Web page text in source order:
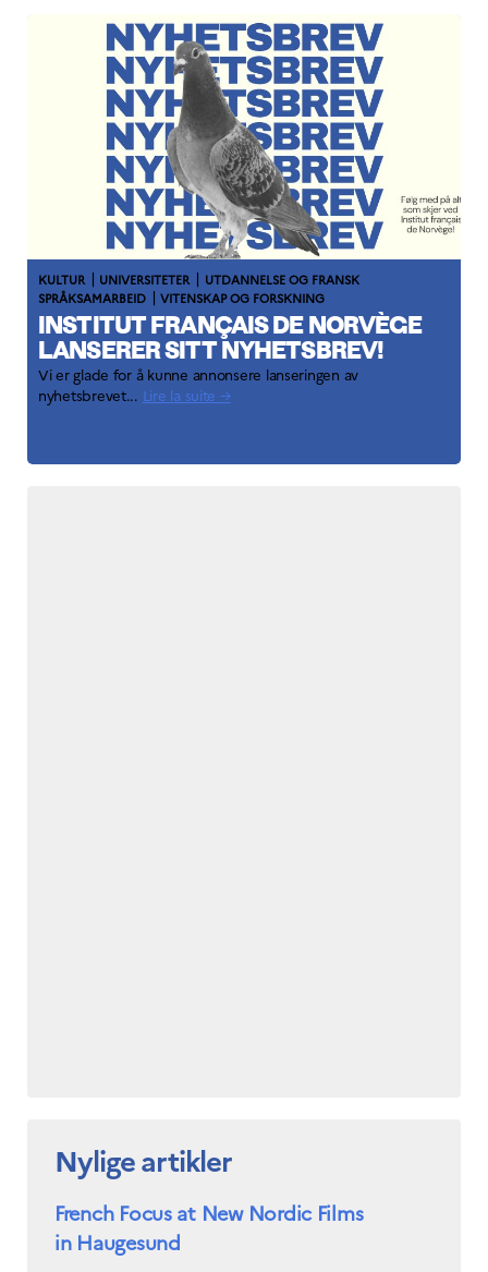
KULTUR | UNIVERSITETER | UTDANNELSE OG FRANSK
SPRÅKSAMARBEID |VITENSKAP OG FORSKNING
INSTITUT FRANÇAIS DE NORVÈGE
LANSERER SITT NYHETSBREV!
Vi er glade for å kunne annonsere lanseringen av
nyhetsbrevet... Lire la suite →
Nylige artikler
French Focus at New Nordic Films
in Haugesund